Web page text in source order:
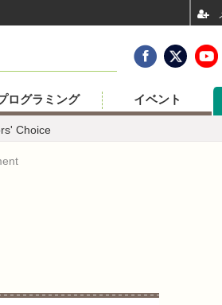
Choice
ログラミング イベント